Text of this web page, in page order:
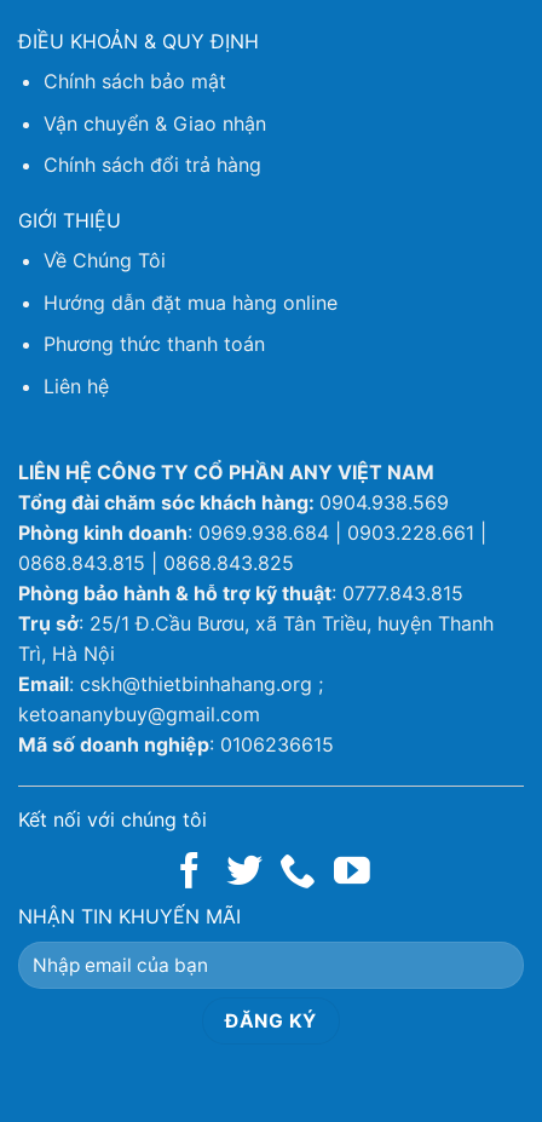
ĐIỀU KHOẢN & QUY ĐỊNH
Chính sách bảo mật
Vận chuyển & Giao nhận
Chính sách đổi trả hàng
GIỚI THIỆU
Về Chúng Tôi
Hướng dẫn đặt mua hàng online
Phương thức thanh toán
Liên hệ
LIÊN HỆ CÔNG TY CỔ PHẦN ANY VIỆT NAM
Tổng đài chăm sóc khách hàng: 0904.938.569
Phòng kinh doanh: 0969.938.684 | 0903.228.661 |
0868.843.815 | 0868.843.825
Phòng bảo hành & hỗ trợ kỹ thuật: 0777.843.815
Trụ sở: 25/1 Đ.Cầu Bươu, xã Tân Triều, huyện Thanh
Trì, Hà Nội
Email: cskh@thietbinhahang.org ;
ketoananybuy@gmail.com
Mã số doanh nghiệp: 0106236615
Kết nối với chúng tôi
NHẬN TIN KHUYẾN MÃI